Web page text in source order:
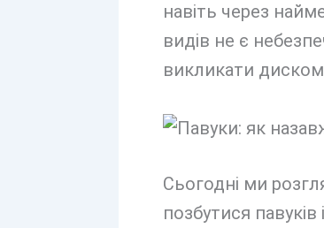
навіть через
видів не є
викликати
Сьогодні ми
позбутися